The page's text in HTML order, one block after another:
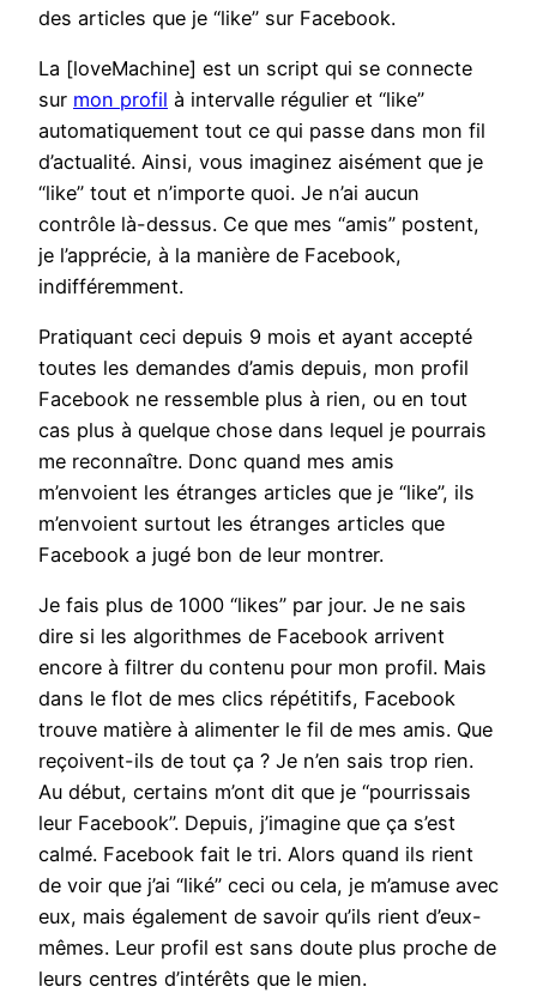
des articles que je “like” sur Facebook.
La [loveMachine] est un script qui se connecte
sur mon profil à intervalle régulier et “like”
automatiquement tout ce qui passe dans mon fil
d’actualité. Ainsi, vous imaginez aisément que je
“like” tout et n’importe quoi. Je n’ai aucun
contrôle là-dessus. Ce que mes “amis” postent,
je l’apprécie, à la manière de Facebook,
indifféremment.
Pratiquant ceci depuis 9 mois et ayant accepté
toutes les demandes d’amis depuis, mon profil
Facebook ne ressemble plus à rien, ou en tout
cas plus à quelque chose dans lequel je pourrais
me reconnaître. Donc quand mes amis
m’envoient les étranges articles que je “like”, ils
m’envoient surtout les étranges articles que
Facebook a jugé bon de leur montrer.
Je fais plus de 1000 “likes” par jour. Je ne sais
dire si les algorithmes de Facebook arrivent
encore à filtrer du contenu pour mon profil. Mais
dans le flot de mes clics répétitifs, Facebook
trouve matière à alimenter le fil de mes amis. Que
reçoivent-ils de tout ça ? Je n’en sais trop rien.
Au début, certains m’ont dit que je “pourrissais
leur Facebook”. Depuis, j’imagine que ça s’est
calmé. Facebook fait le tri. Alors quand ils rient
de voir que j’ai “liké” ceci ou cela, je m’amuse avec
eux, mais également de savoir qu’ils rient d’eux-
mêmes. Leur profil est sans doute plus proche de
leurs centres d’intérêts que le mien.